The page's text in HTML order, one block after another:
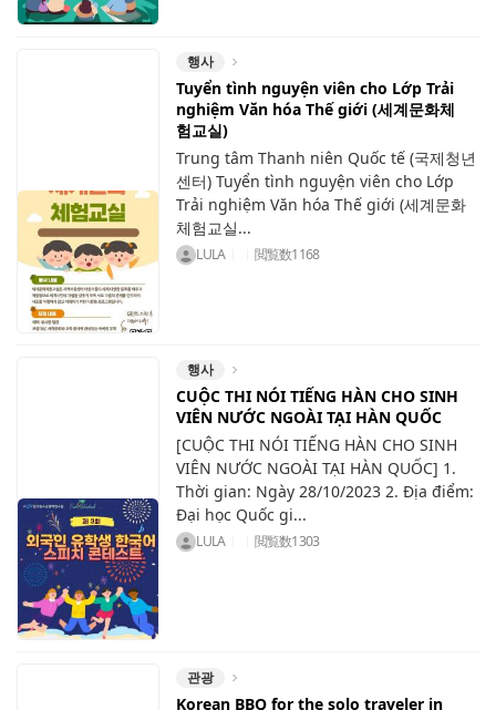
행사
Tuyển tình nguyện viên cho Lớp Trải
nghiệm Văn hóa Thế giới (세계문화체
험교실)
Trung tâm Thanh niên Quốc tế (국제청년
센터) Tuyển tình nguyện viên cho Lớp
Trải nghiệm Văn hóa Thế giới (세계문화
체험교실...
LULA 閲覧数1168
행사
CUỘC THI NÓI TIẾNG HÀN CHO SINH
VIÊN NƯỚC NGOÀI TẠI HÀN QUỐC
[CUỘC THI NÓI TIẾNG HÀN CHO SINH
VIÊN NƯỚC NGOÀI TẠI HÀN QUỐC] 1.
Thời gian: Ngày 28/10/2023 2. Địa điểm:
Đại học Quốc gi...
LULA 閲覧数1303
관광
Korean BBQ for the solo traveler in